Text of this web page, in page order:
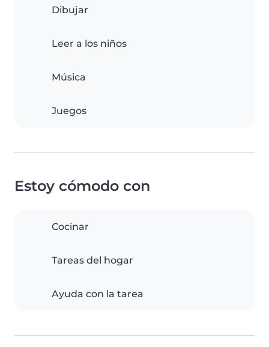
Dibujar
Leer a los niños
Música
Juegos
Estoy cómodo con
Cocinar
Tareas del hogar
Ayuda con la tarea